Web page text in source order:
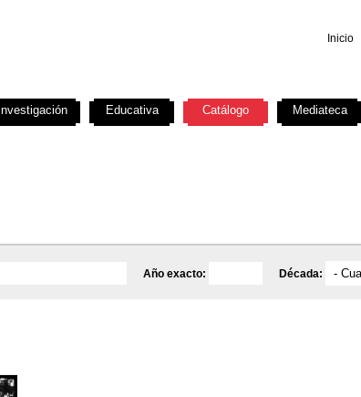
Inicio
Año exacto: Década:
Investigación Educativa Catálogo Mediateca